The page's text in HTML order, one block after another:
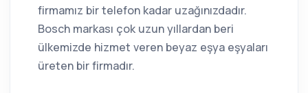
firmamız bir telefon kadar uzağınızdadır.
Bosch markası çok uzun yıllardan beri
ülkemizde hizmet veren beyaz eşya eşyaları
üreten bir firmadır.